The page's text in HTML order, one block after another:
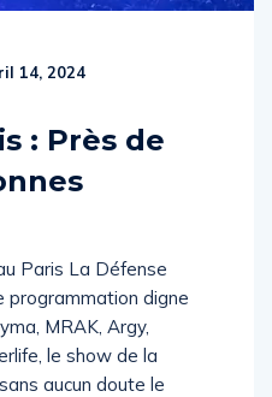
14, 2024
: Près de
Paris La Défense
programmation digne
MRAK, Argy,
le show de la
aucun doute le